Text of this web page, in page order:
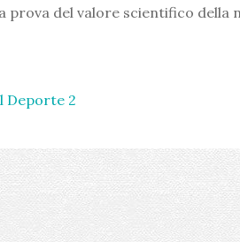
del valore scientifico della
Deporte 2